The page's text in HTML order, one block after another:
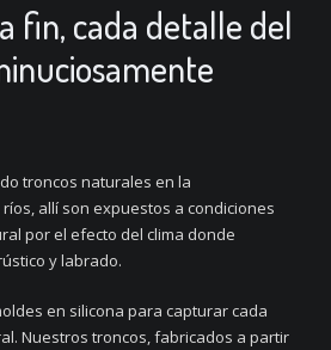
fin, cada detalle del
troncos naturales en la
allí son expuestos a condiciones
por el efecto del clima donde
y labrado.
en silicona para capturar cada
Nuestros troncos, fabricados a partir